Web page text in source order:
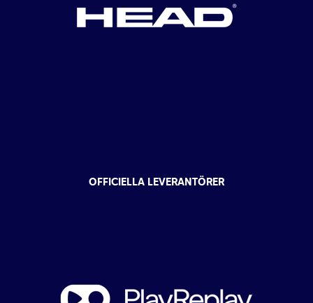
OFFICIELLA LEVERANTÖRER